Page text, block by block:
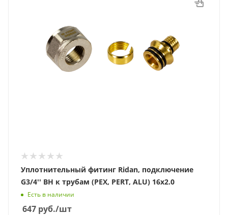
Уплотнительный фитинг Ridan, подключение
G3/4'' ВН к трубам (PEX, PERT, ALU) 16х2.0
Есть в наличии
647 руб./шт